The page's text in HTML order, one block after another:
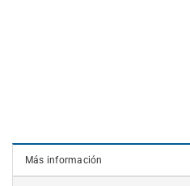
Más información